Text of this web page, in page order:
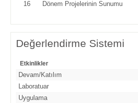
16
Dönem Projelerinin Sunumu
Değerlendirme Sistemi
Etkinlikler
Devam/Katılım
Laboratuar
Uygulama